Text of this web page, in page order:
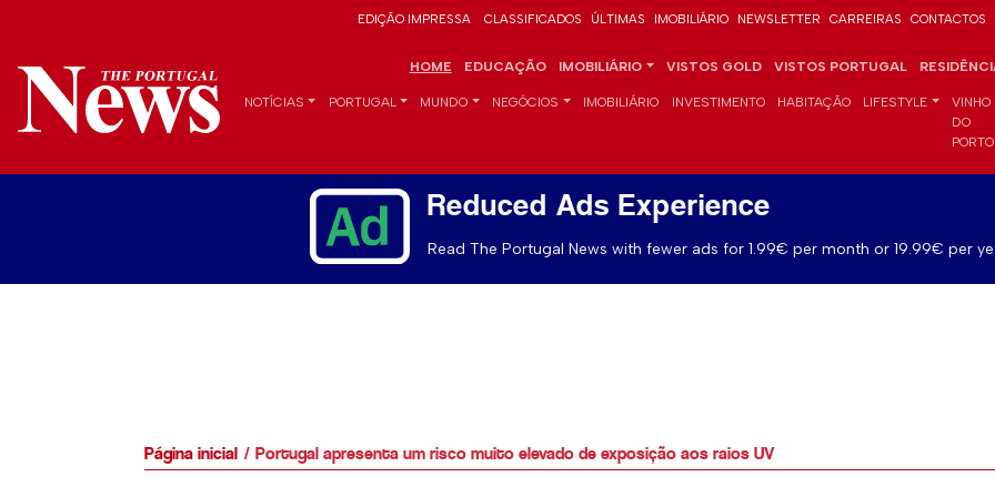
EDIÇÃO IMPRESSA CLASSIFICADOS ÚLTIMAS IMOBILIÁRIO NEWSLETTER CARREIRAS CONTACTOS
HOME EDUCAÇÃO IMOBILIÁRIO VISTOS GOLD VISTOS PORTUGAL
NOTÍCIAS PORTUGAL MUNDO NEGÓCIOS IMOBILIÁRIO INVESTIMENTO HABITAÇÃO LIFESTYLE
VINHO
DO
PORTO
Reduced Ads Experience
Read The Portugal News with fewer ads for 1.99€ per month or 19.99€ per
Página inicial Portugal apresenta um risco muito elevado de exposição aos raios UV